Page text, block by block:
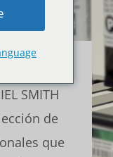
SMITH
de
que